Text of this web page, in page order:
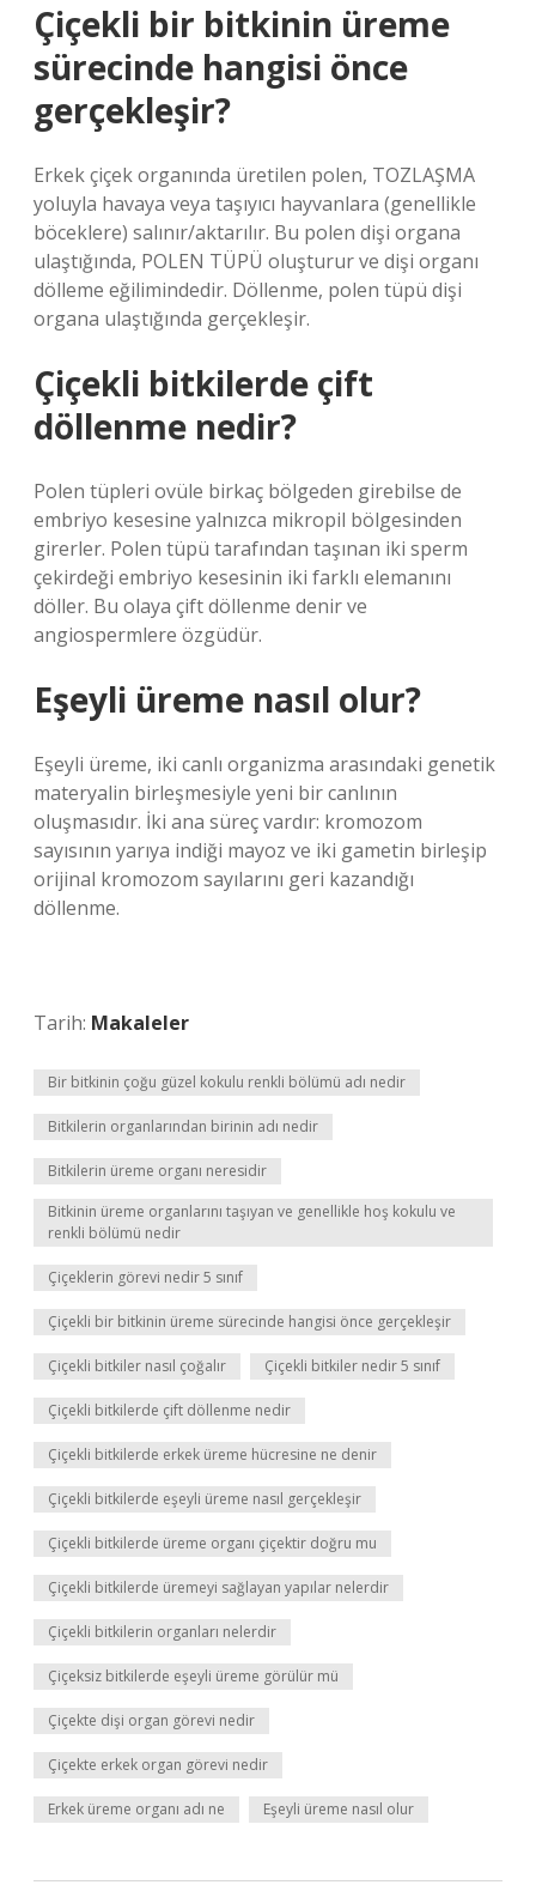
Çiçekli bir bitkinin üreme
sürecinde hangisi önce
gerçekleşir?
Erkek çiçek organında üretilen polen, TOZLAŞMA
yoluyla havaya veya taşıyıcı hayvanlara (genellikle
böceklere) salınır/aktarılır. Bu polen dişi organa
ulaştığında, POLEN TÜPÜ oluşturur ve dişi organı
dölleme eğilimindedir. Döllenme, polen tüpü dişi
organa ulaştığında gerçekleşir.
Çiçekli bitkilerde çift
döllenme nedir?
Polen tüpleri ovüle birkaç bölgeden girebilse de
embriyo kesesine yalnızca mikropil bölgesinden
girerler. Polen tüpü tarafından taşınan iki sperm
çekirdeği embriyo kesesinin iki farklı elemanını
döller. Bu olaya çift döllenme denir ve
angiospermlere özgüdür.
Eşeyli üreme nasıl olur?
Eşeyli üreme, iki canlı organizma arasındaki genetik
materyalin birleşmesiyle yeni bir canlının
oluşmasıdır. İki ana süreç vardır: kromozom
sayısının yarıya indiği mayoz ve iki gametin birleşip
orijinal kromozom sayılarını geri kazandığı
döllenme.
Tarih: Makaleler
Bir bitkinin çoğu güzel kokulu renkli bölümü adı nedir
Bitkilerin organlarından birinin adı nedir
Bitkilerin üreme organı neresidir
Bitkinin üreme organlarını taşıyan ve genellikle hoş kokulu ve
renkli bölümü nedir
Çiçeklerin görevi nedir 5 sınıf
Çiçekli bir bitkinin üreme sürecinde hangisi önce gerçekleşir
Çiçekli bitkiler nasıl çoğalır Çiçekli bitkiler nedir 5 sınıf
Çiçekli bitkilerde çift döllenme nedir
Çiçekli bitkilerde erkek üreme hücresine ne denir
Çiçekli bitkilerde eşeyli üreme nasıl gerçekleşir
Çiçekli bitkilerde üreme organı çiçektir doğru mu
Çiçekli bitkilerde üremeyi sağlayan yapılar nelerdir
Çiçekli bitkilerin organları nelerdir
Çiçeksiz bitkilerde eşeyli üreme görülür mü
Çiçekte dişi organ görevi nedir
Çiçekte erkek organ görevi nedir
Erkek üreme organı adı ne Eşeyli üreme nasıl olur